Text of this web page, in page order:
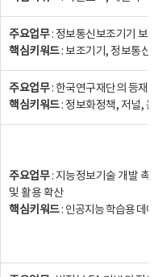
주요업무: 정보통신보조기기 보
핵심키워드: 보조기기, 정보통신
주요업무: 한국연구재단의 등재
핵심키워드: 정보화정책, 저널,
주요업무: 지능정보기술 개발 촉
및 활용 확산
핵심키워드: 인공지능 학습용 데